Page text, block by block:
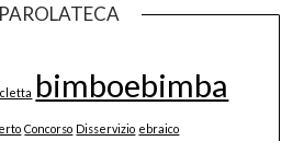
PAROLATECA
bimboebimba
Concorso Disservizio ebraico